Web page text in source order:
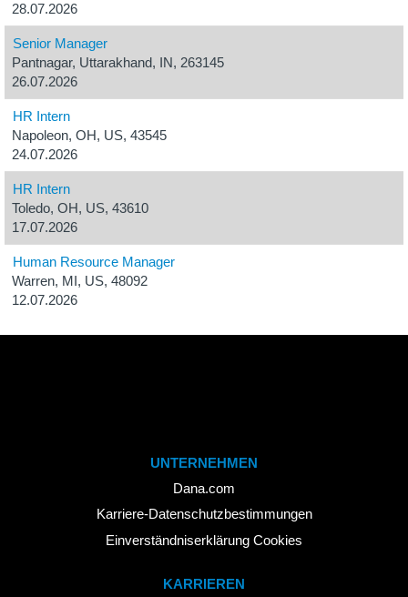
28.07.2026
Senior Manager
Pantnagar, Uttarakhand, IN, 263145
26.07.2026
HR Intern
Napoleon, OH, US, 43545
24.07.2026
HR Intern
Toledo, OH, US, 43610
17.07.2026
Human Resource Manager
Warren, MI, US, 48092
12.07.2026
UNTERNEHMEN
Dana.com
Karriere-Datenschutzbestimmungen
Einverständniserklärung Cookies
KARRIEREN